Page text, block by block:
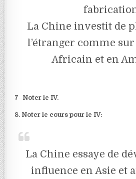
La Chine investit de
l’étranger comme
Africain et en
7- Noter le IV.
8. Noter le cours pour le IV:
La Chine essaye de
influence en Asie et